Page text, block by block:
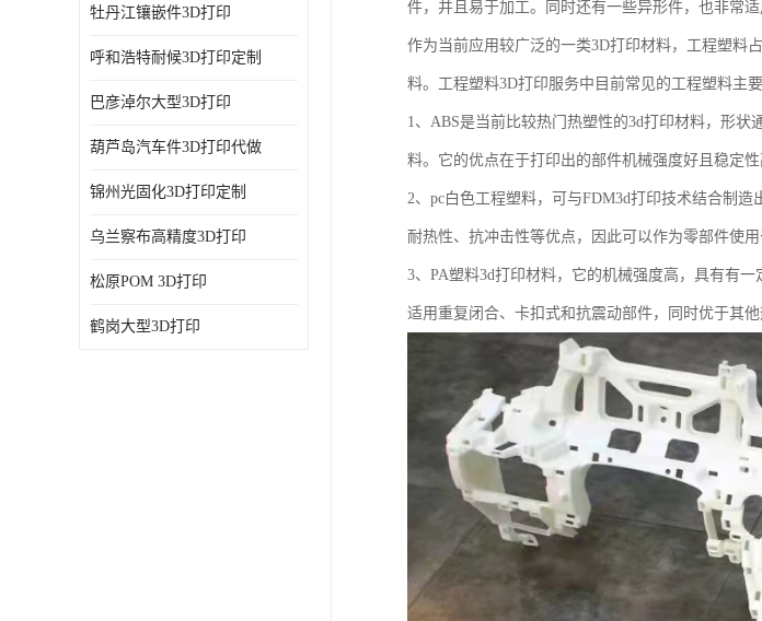
牡丹江镶嵌件3D打印
呼和浩特耐候3D打印定制
巴彦淖尔大型3D打印
葫芦岛汽车件3D打印代做
锦州光固化3D打印定制
乌兰察布高精度3D打印
松原POM 3D打印
鹤岗大型3D打印
件，并且易于加工。同时还有一些异形件，也非常适
作为当前应用较广泛的一类3D打印材料，工程塑料
料。工程塑料3D打印服务中目前常见的工程塑料主要
1、ABS是当前比较热门热塑性的3d打印材料，形
料。它的优点在于打印出的部件机械强度好且稳定
2、pc白色工程塑料，可与FDM3d打印技术结合制
耐热性、抗冲击性等优点，因此可以作为零部件使用
3、PA塑料3d打印材料，它的机械强度高，具有有
适用重复闭合、卡扣式和抗震动部件，同时优于其他